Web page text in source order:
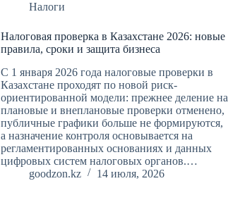
Налоги
Налоговая проверка в Казахстане 2026: новые
правила, сроки и защита бизнеса
С 1 января 2026 года налоговые проверки в
Казахстане проходят по новой риск-
ориентированной модели: прежнее деление на
плановые и внеплановые проверки отменено,
публичные графики больше не формируются,
а назначение контроля основывается на
регламентированных основаниях и данных
цифровых систем налоговых органов.…
goodzon.kz
14 июля, 2026